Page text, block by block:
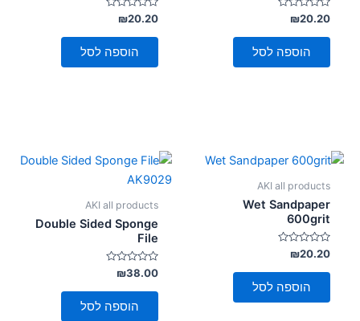
דורג
0
מתוך
₪20.20
הוספה לסל
דורג
0
מתוך
₪20.20
הוספה לסל
AKI all products
Wet Sandpaper
600grit
דורג
0
מתוך
₪20.20
הוספה לסל
AKI all products
Double Sided Sponge
File
דורג
0
מתוך
₪38.00
הוספה לסל